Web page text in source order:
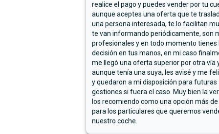
realice el pago y puedes vender por tu
aunque aceptes una oferta que te
una persona interesada, te lo facilitan
te van informando periódicamente, son
profesionales y en todo momento tienes
decisión en tus manos, en mi caso
me llegó una oferta superior por otra vía
aunque tenía una suya, les avisé y me
y quedaron a mi disposición para futuras
gestiones si fuera el caso. Muy bien la
los recomiendo como una opción más
para los particulares que queremos
nuestro coche.